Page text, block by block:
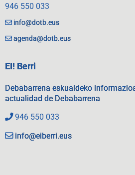
946 550 033
info@dotb.eus
agenda@dotb.eus
EI! Berri
Debabarrena eskualdeko
actualidad de Debabarrena
946 550 033
info@eiberri.eus